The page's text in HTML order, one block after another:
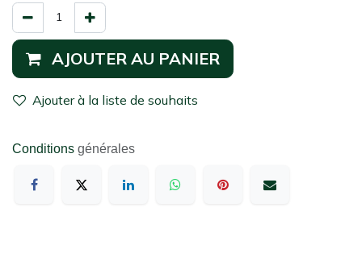
AJOUTER AU PANIER
Ajouter à la liste de souhaits
Conditions générales